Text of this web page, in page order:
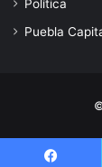
Política
Puebla